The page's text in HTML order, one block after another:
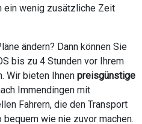
ein wenig zusätzliche Zeit
ändern? Dann können Sie
bis zu 4 Stunden vor Ihrem
Wir bieten Ihnen preisgünstige
Immendingen mit
Fahrern, die den Transport
wie nie zuvor machen.